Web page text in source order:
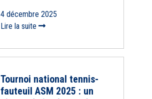
4 décembre 2025
Lire la suite
Tournoi national tennis-
fauteuil ASM 2025 : un